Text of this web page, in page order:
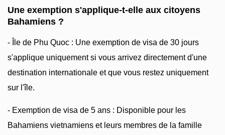
Une exemption s'applique-t-elle aux citoyens
Bahamiens ?
- Île de Phu Quoc : Une exemption de visa de 30 jours
s'applique uniquement si vous arrivez directement d'une
destination internationale et que vous restez uniquement
sur l'île.
- Exemption de visa de 5 ans : Disponible pour les
Bahamiens vietnamiens et leurs membres de la famille